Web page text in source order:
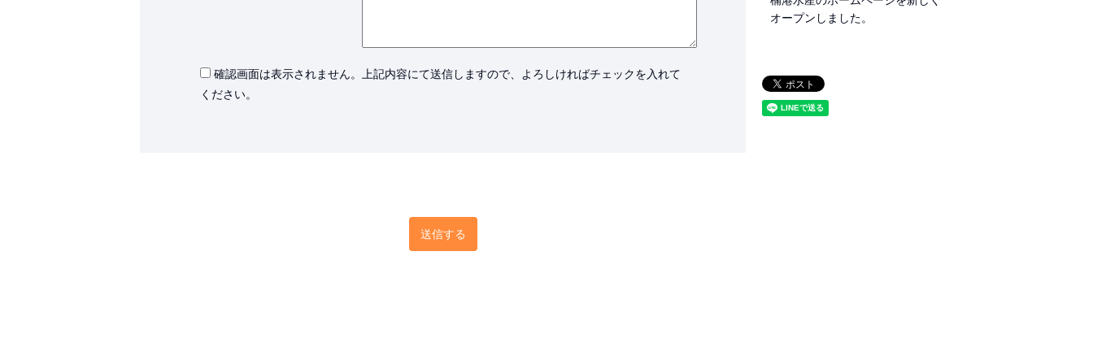
確認画面は表示されません。上記内容にて送信しますので、よろしければチェックを入れて
ください。
オープンしました。